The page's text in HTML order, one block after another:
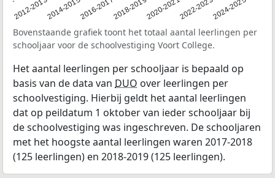
2012-20132014-20152016-20172018-20192020-20212022-20232024-2025
Bovenstaande grafiek toont het totaal aantal leerlingen per
schooljaar voor de schoolvestiging Voort College.
Het aantal leerlingen per schooljaar is bepaald op
basis van de data van DUO over leerlingen per
schoolvestiging. Hierbij geldt het aantal leerlingen
dat op peildatum 1 oktober van ieder schooljaar bij
de schoolvestiging was ingeschreven. De schooljaren
met het hoogste aantal leerlingen waren 2017-2018
(125 leerlingen) en 2018-2019 (125 leerlingen).